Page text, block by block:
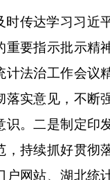
时传达学习习近
重要指示批示精
计法治工作会议
落实意见，不断
识。二是制定印
，持续抓好贯彻
户网站、湖北统